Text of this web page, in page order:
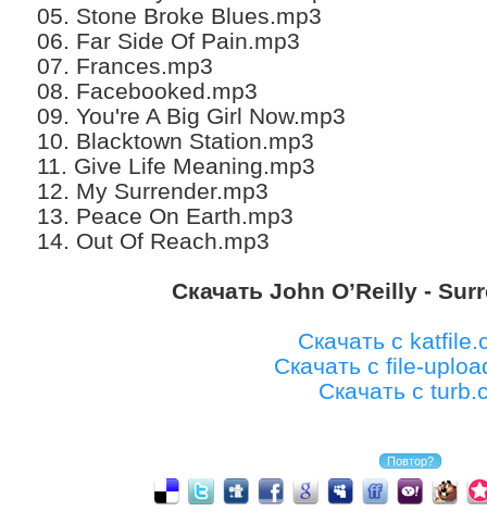
05. Stone Broke Blues.mp3
06. Far Side Of Pain.mp3
07. Frances.mp3
08. Facebooked.mp3
09. You're A Big Girl Now.mp3
10. Blacktown Station.mp3
11. Give Life Meaning.mp3
12. My Surrender.mp3
13. Peace On Earth.mp3
14. Out Of Reach.mp3
Скачать John O’Reilly -
Скачать с
Скачать с file-
Скачать с